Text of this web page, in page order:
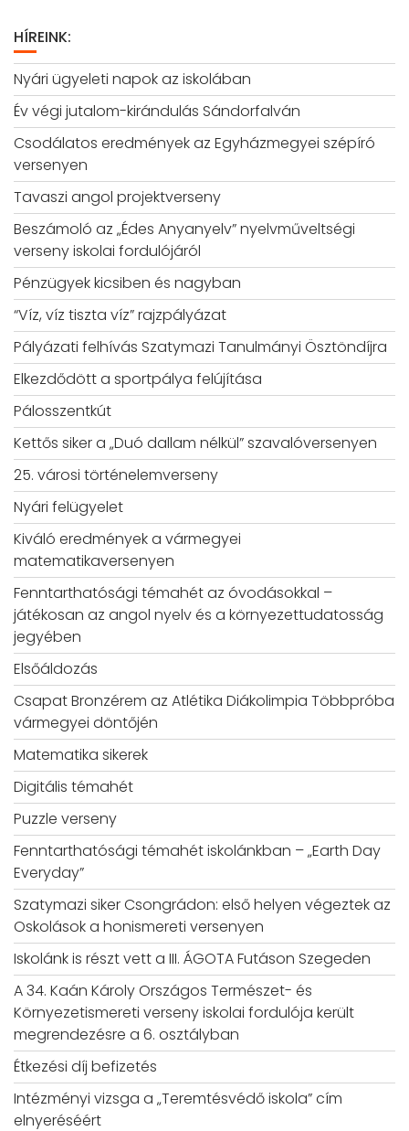
HÍREINK:
Nyári ügyeleti napok az iskolában
Év végi jutalom-kirándulás Sándorfalván
Csodálatos eredmények az Egyházmegyei szépíró
versenyen
Tavaszi angol projektverseny
Beszámoló az „Édes Anyanyelv” nyelvműveltségi
verseny iskolai fordulójáról
Pénzügyek kicsiben és nagyban
“Víz, víz tiszta víz” rajzpályázat
Pályázati felhívás Szatymazi Tanulmányi Ösztöndíjra
Elkezdődött a sportpálya felújítása
Pálosszentkút
Kettős siker a „Duó dallam nélkül” szavalóversenyen
25. városi történelemverseny
Nyári felügyelet
Kiváló eredmények a vármegyei
matematikaversenyen
Fenntarthatósági témahét az óvodásokkal –
játékosan az angol nyelv és a környezettudatosság
jegyében
Elsőáldozás
Csapat Bronzérem az Atlétika Diákolimpia Többpróba
vármegyei döntőjén
Matematika sikerek
Digitális témahét
Puzzle verseny
Fenntarthatósági témahét iskolánkban – „Earth Day
Everyday”
Szatymazi siker Csongrádon: első helyen végeztek az
Oskolások a honismereti versenyen
Iskolánk is részt vett a III. ÁGOTA Futáson Szegeden
A 34. Kaán Károly Országos Természet- és
Környezetismereti verseny iskolai fordulója került
megrendezésre a 6. osztályban
Étkezési díj befizetés
Intézményi vizsga a „Teremtésvédő iskola” cím
elnyeréséért